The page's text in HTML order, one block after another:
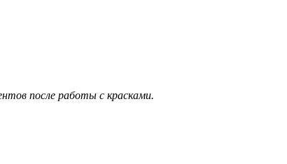
после работы с красками.